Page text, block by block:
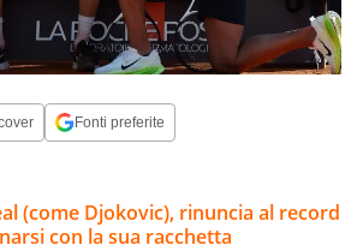
Fonti preferite
(come Djokovic), rinuncia al record
con la sua racchetta